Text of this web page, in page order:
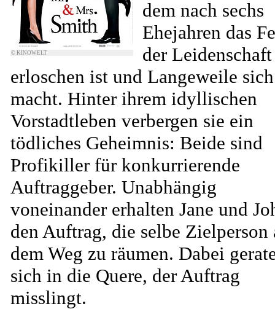
© KINOWELT
dem nach sechs
Ehejahren das
der Leidenschaft
erloschen ist und Langeweile
macht. Hinter ihrem idyllischen
Vorstadtleben verbergen sie ein
tödliches Geheimnis: Beide sind
Profikiller für konkurrierende
Auftraggeber. Unabhängig
voneinander erhalten Jane und
den Auftrag, die selbe Zielperson
dem Weg zu räumen. Dabei
sich in die Quere, der Auftrag
misslingt.